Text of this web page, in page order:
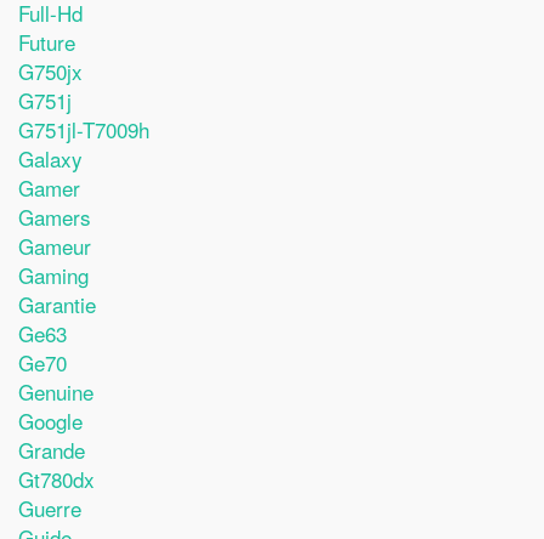
Full-Hd
Future
G750jx
G751j
G751jl-T7009h
Galaxy
Gamer
Gamers
Gameur
Gaming
Garantie
Ge63
Ge70
Genuine
Google
Grande
Gt780dx
Guerre